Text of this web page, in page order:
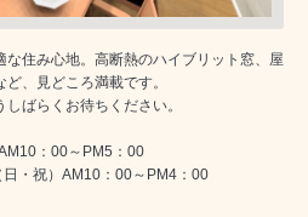
住み心地。高断熱のハイブリット窓、屋
、見どころ満載です。
ばらくお待ちください。
：00～PM5：00
）AM10：00～PM4：00